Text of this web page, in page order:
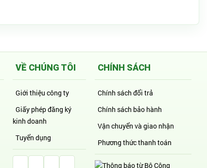
VỀ CHÚNG TÔI
Giới thiệu công ty
Giấy phép đăng ký
kinh doanh
Tuyển dụng
Facebook Huỳnh Gia Alpha
LinkedIn Huỳnh Gia Alpha
YouTube Huỳnh Gia Alpha
Twitter Huỳnh Gia Alpha
CHÍNH SÁCH
Chính sách đổi trả
Chính sách bảo hành
Vận chuyển và giao nhận
Phương thức thanh toán